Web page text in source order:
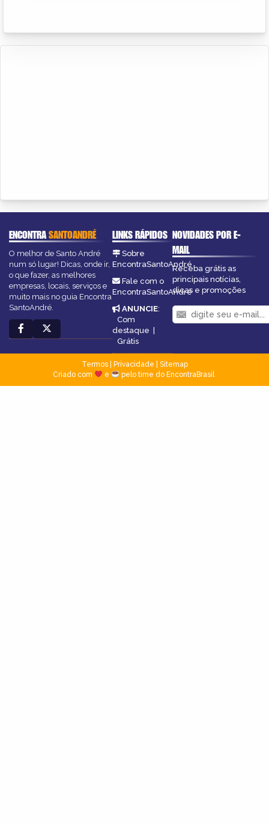
ENCONTRASANTOANDRÉ
O melhor de Santo André
num só lugar! Dicas, onde ir,
o que fazer, as melhores
empresas, locais, serviços e
muito mais no guia Encontra
SantoAndré.
LINKS RÁPIDOS
Sobre
EncontraSantoAndré
Fale com o
EncontraSantoAndré
ANUNCIE:
Com
destaque |
Grátis
NOVIDADES POR E-
MAIL
Receba grátis as
principais notícias,
dicas e promoções
Termos| Privacidade
Sitemap
Criado com
e pelo time do EncontraBrasil